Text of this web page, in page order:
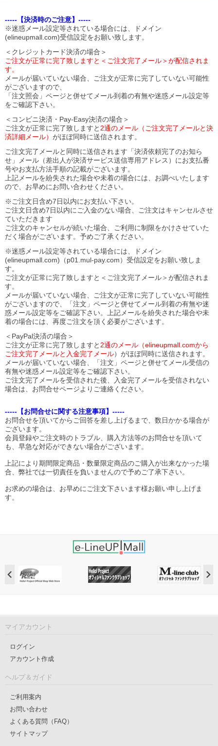
-----【決済時のご注意】-----
※迷惑メール設定等されている場合には、ドメイン
(elineupmall.com)受信設定をお願い致します。
＜クレジットカード決済の場合＞
ご注文が正常に完了致しますと＜ご注文完了メール＞が配信されま
す。
メールが届いていない場合、ご注文が正常に完了していない可能性
がございますので、
「注文照会」ページと併せてメール到着の有無や迷惑メール設定等
をご確認下さい。
＜コンビニ決済・Pay-Easy決済の場合＞
ご注文が正常に完了致しますと 2通のメール（ご注文完了メールと決
済詳細メール） がほぼ同時に送信されます。
ご注文完了メールと同時に送信されます「決済依頼完了のお知ら
せ」メール（差出人が決済サービス送信専用アドレス）にお支払番
号やお支払方法手順の記載がございます。
上記メールを紛失された場合や未着の場合には、お調べいたします
ので、お早めにお問い合わせください。
※ご注文日含め7日以内にお支払い下さい。
ご注文日含め7日以内にご入金のない場合、ご注文はキャンセルさせ
ていただきます
ご注文のキャンセルが続いた場合、ご利用に制限をかけさせていた
だく場合がございます。予めご了承ください。
※迷惑メール設定等されている場合には、ドメイン
(elineupmall.com)（p01.mul-pay.com）受信設定をお願い致しま
す。
ご注文が正常に完了致しますと＜ご注文完了メール＞が配信されま
す。
メールが届いていない場合、ご注文が正常に完了していない可能性
がございますので、「注文」ページと併せてメール到着の有無や迷
惑メール設定等をご確認下さい。
上記メールを紛失された場合や未
着の場合には、再度ご注文を頂く必要がございます。
＜PayPal決済の場合＞
ご注文が正常に完了致しますと 2通のメール（elineupmall.comから
ご注文完了メールと入金完了メール）がほぼ同時に送信されます。
メールが届いていない場合、「注文」ページと併せてメール受信の
有無や迷惑メール設定等をご確認下さい。
ご注文完了メールを受信された後、入金完了メールを受信されない
場合は、お問合せページよりご連絡ください。
-----【お問合せに関する注意事項】-----
お問合せを頂いてからご回答を差し上げるまで、数日かかる場合が
ございます。
会員登録やご注文時のトラブル、購入方法等のお問合せを頂いて
も、早急な対応ができない場合がございます。
上記により期間限定商品・数量限定商品のご購入が出来なかった場
合、弊社では一切責任を負いませんので予めご了承下さい。
お求めの場合は、お早めにご注文下さいます様お願い申し上げま
す。
マイアカウント
ログイン
アカウント作成
ヘルプ＆ガイド
ご利用案内
お問い合わせ
よくある質問（FAQ）
サイトマップ